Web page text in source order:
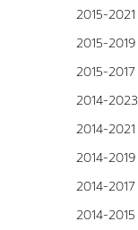
2015-2021
2015-2019
2015-2017
2014-2023
2014-2021
2014-2019
2014-2017
2014-2015